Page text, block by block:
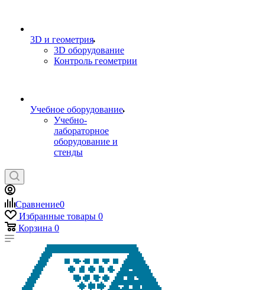
3D и геометрия
3D оборудование
Контроль геометрии
Учебное оборудование
Учебно-
лабораторное
оборудование и
стенды
Сравнение0
Избранные товары 0
Корзина 0